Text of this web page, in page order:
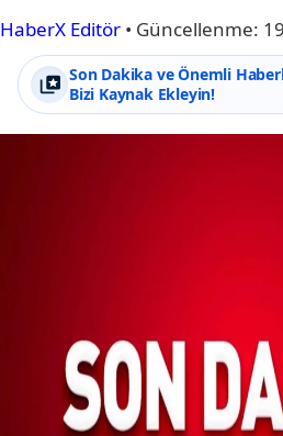
HaberX Editör • Güncellenme:
Son Dakika ve Önemli
Bizi Kaynak Ekleyin!